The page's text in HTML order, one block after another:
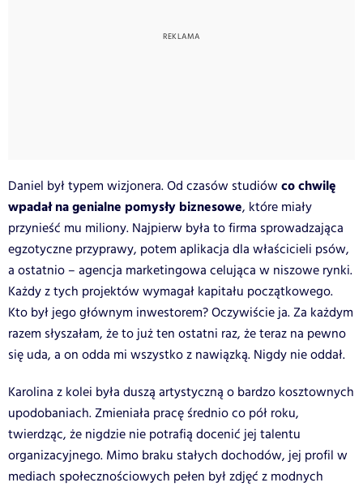
Daniel był typem wizjonera. Od czasów studiów co chwilę
wpadał na genialne pomysły biznesowe, które miały
przynieść mu miliony. Najpierw była to firma sprowadzająca
egzotyczne przyprawy, potem aplikacja dla właścicieli psów,
a ostatnio – agencja marketingowa celująca w niszowe rynki.
Każdy z tych projektów wymagał kapitału początkowego.
Kto był jego głównym inwestorem? Oczywiście ja. Za każdym
razem słyszałam, że to już ten ostatni raz, że teraz na pewno
się uda, a on odda mi wszystko z nawiązką. Nigdy nie oddał.
Karolina z kolei była duszą artystyczną o bardzo kosztownych
upodobaniach. Zmieniała pracę średnio co pół roku,
twierdząc, że nigdzie nie potrafią docenić jej talentu
organizacyjnego. Mimo braku stałych dochodów, jej profil w
mediach społecznościowych pełen był zdjęć z modnych